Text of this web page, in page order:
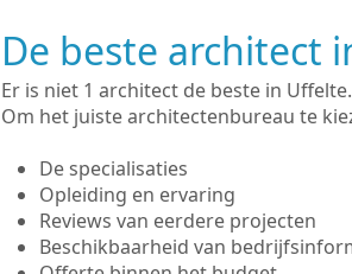
De beste architect
Er is niet 1 architect de beste in
Om het juiste architectenbureau te
De specialisaties
Opleiding en ervaring
Reviews van eerdere projecten
Beschikbaarheid van